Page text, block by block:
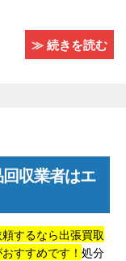
≫ 続きを読む
収業者はエ
するなら出張買取
すすめです！ 処分